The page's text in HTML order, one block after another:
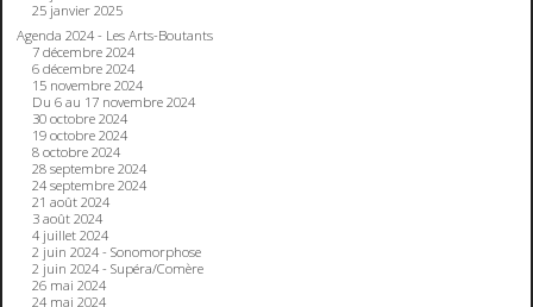
25 janvier 2025
Agenda 2024 - Les Arts-Boutants
7 décembre 2024
6 décembre 2024
15 novembre 2024
Du 6 au 17 novembre 2024
30 octobre 2024
19 octobre 2024
8 octobre 2024
28 septembre 2024
24 septembre 2024
21 août 2024
3 août 2024
4 juillet 2024
2 juin 2024 - Sonomorphose
2 juin 2024 - Supéra/Comère
26 mai 2024
24 mai 2024